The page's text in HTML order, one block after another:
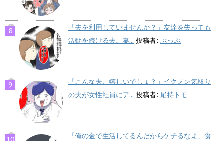
「夫を利用していませんか？」友達を失っても
活動を続ける夫。妻... 投稿者: ぷっぷ
「こんな夫、嬉しいでしょ？」イクメン気取り
の夫が女性社員にア... 投稿者: 尾持トモ
「俺の金で生活してるんだからケチるなよ」食